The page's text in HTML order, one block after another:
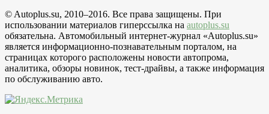
© Autoplus.su, 2010–2016. Все права защищены. При
использовании материалов гиперссылка на autoplus.su
обязательна. Автомобильный интернет-журнал «Autoplus.su»
является информационно-познавательным порталом, на
страницах которого расположены новости автопрома,
аналитика, обзоры новинок, тест-драйвы, а также информация
по обслуживанию авто.